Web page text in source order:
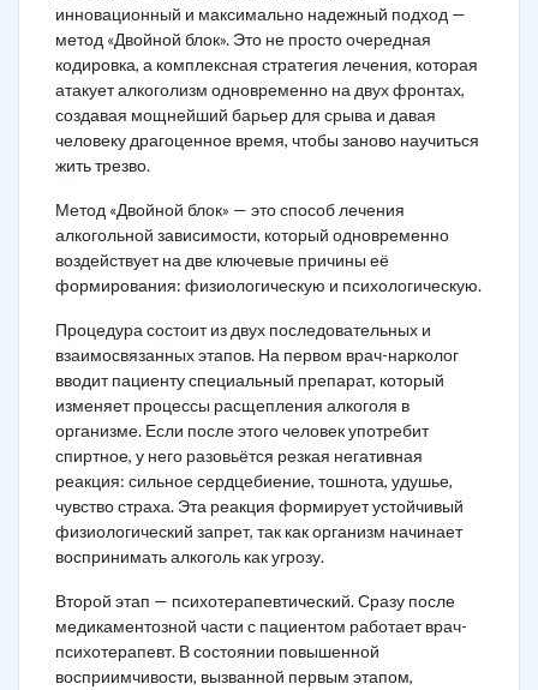
инновационный и максимально надежный подход —
метод «Двойной блок». Это не просто очередная
кодировка, а комплексная стратегия лечения, которая
атакует алкоголизм одновременно на двух фронтах,
создавая мощнейший барьер для срыва и давая
человеку драгоценное время, чтобы заново научиться
жить трезво.
Метод «Двойной блок» — это способ лечения
алкогольной зависимости, который одновременно
воздействует на две ключевые причины её
формирования: физиологическую и психологическую.
Процедура состоит из двух последовательных и
взаимосвязанных этапов. На первом врач-нарколог
вводит пациенту специальный препарат, который
изменяет процессы расщепления алкоголя в
организме. Если после этого человек употребит
спиртное, у него разовьётся резкая негативная
реакция: сильное сердцебиение, тошнота, удушье,
чувство страха. Эта реакция формирует устойчивый
физиологический запрет, так как организм начинает
воспринимать алкоголь как угрозу.
Второй этап — психотерапевтический. Сразу после
медикаментозной части с пациентом работает врач-
психотерапевт. В состоянии повышенной
восприимчивости, вызванной первым этапом,